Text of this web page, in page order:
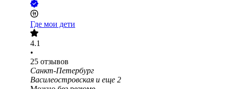
Где мои дети
4.1
•
25 отзывов
Санкт-Петербург
Василеостровская и еще 2